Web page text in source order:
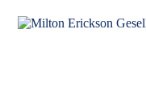
Inhalt